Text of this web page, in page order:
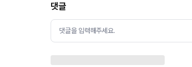
댓글
댓글을 입력해주세요.